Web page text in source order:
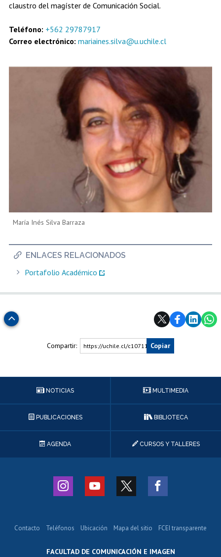
María Inés Silva Barraza
ENLACES RELACIONADOS
Portafolio Académico
claustro del magíster de Comunicación Social.
Teléfono: +562 29787917
Correo electrónico: mariaines.silva@u.uchile.cl
Subir
Compartir: https://uchile.cl/c107118Copiar
NOTICIAS MULTIMEDIA
PUBLICACIONES BIBLIOTECA
AGENDA CURSOS Y TALLERES
FACULTAD DE COMUNICACIÓN E IMAGEN
Contacto Teléfonos Ubicación Mapa del sitio FCEI transparente